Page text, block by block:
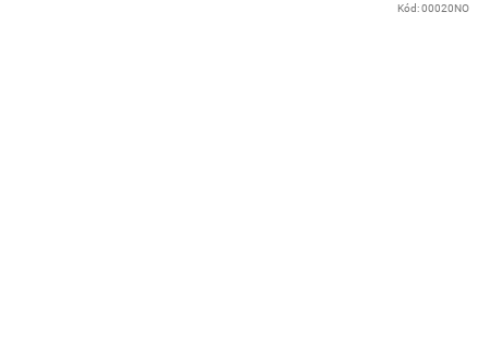
Kód:00020NO